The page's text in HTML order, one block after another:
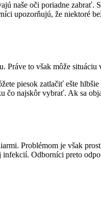
naše oči poriadne zabrať.
upozorňujú, že niektoré
Práve to však môže situáciu
piesok zatlačiť ešte
čo najskôr vybrať. Ak sa
Problémom je však
Odborníci preto